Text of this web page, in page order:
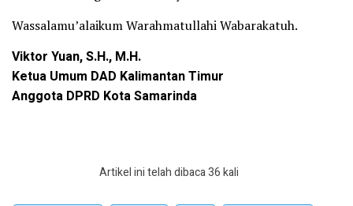
Wassalamu’alaikum Warahmatullahi Wabarakatuh.
Viktor Yuan, S.H., M.H.
Ketua Umum DAD Kalimantan Timur
Anggota DPRD Kota Samarinda
Artikel ini telah dibaca 36 kali